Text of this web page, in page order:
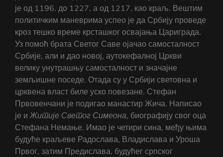
је од 1196. до 1227, а од 1217. као краљ. Вештим
политичким маневрима успео је да Србију проведе
кроз тешко време крсташког освајања Цариграда.
Уз помоћ брата Светог Саве ојачао самосталност
Србије, али и дао новој, аутокефалној Цркви
велику унутрашњу самосталност и значајне
земљишне поседе. Отада су у Србији световна и
црквена власт биле уско повезане. Стефан
Првовенчани је подигао манастир Жича. Написао
је и Житије Светог Симеона, биографију свог оца
Стефана Немање. Имао је четири сина, међу њима
будуће краљеве Радослава, Владислава и Уроша
Првог, затим Предислава, будућег српског